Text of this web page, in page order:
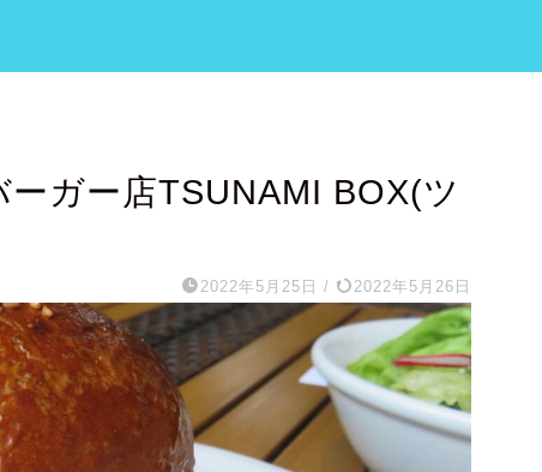
ガー店TSUNAMI BOX(ツ
2022年5月25日 / 2022年5月26日